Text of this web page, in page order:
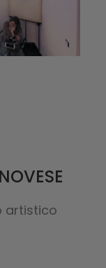
artistico